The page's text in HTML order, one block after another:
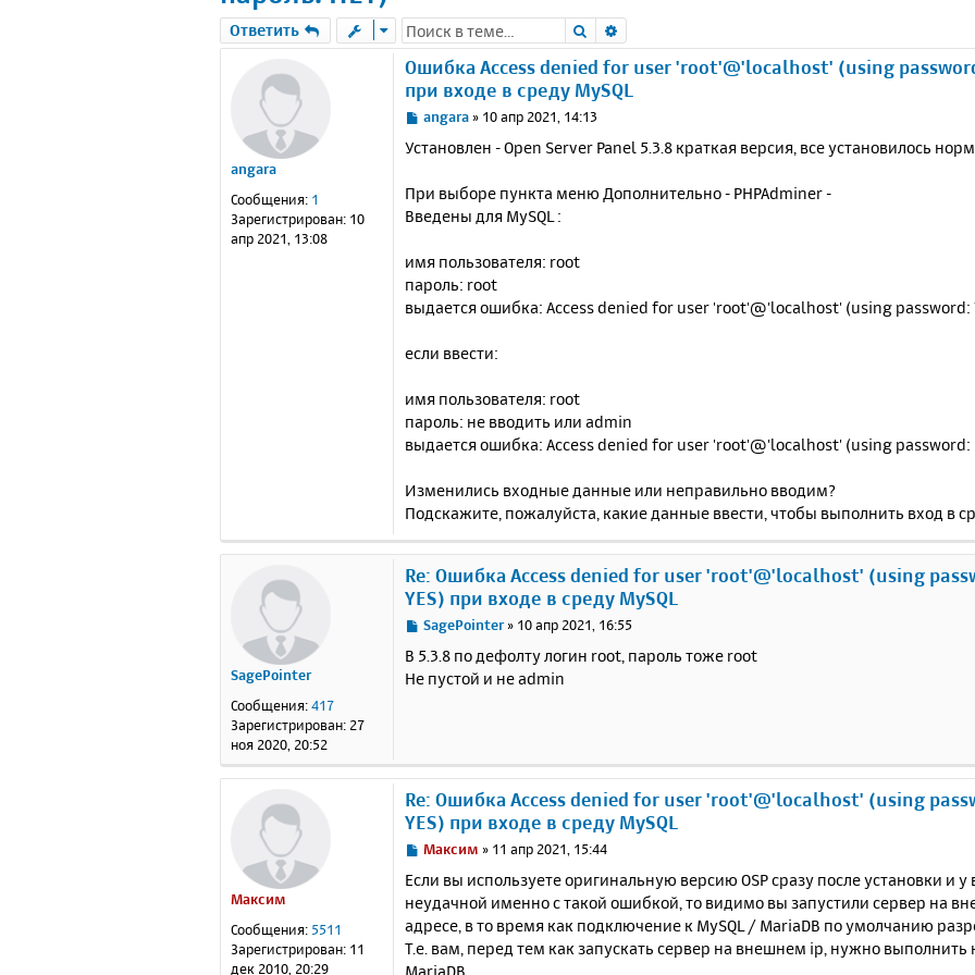
Ответить Поиск
angara
Сообщения: 1
Зарегистрирован: 10
апр 2021, 13:08
Ошибка Access denied for user 'root'@'localhost' (using
при входе в среду MySQL
С
о
щ
е
е
angara » 10 апр 2021, 14:13
Установлен - Open Server Panel 5.3.8 краткая версия, все установилось
При выборе пункта меню Дополнительно - PHPAdminer -
Введены для MySQL :
имя пользователя: root
пароль: root
выдается ошибка: Access denied for user 'root'@'localhost' (using password:
если ввести:
имя пользователя: root
пароль: не вводить или admin
выдается ошибка: Access denied for user 'root'@'localhost' (using password:
Изменились входные данные или неправильно вводим?
Подскажите, пожалуйста, какие данные ввести, чтобы выполнить вход в
SagePointer
Сообщения:417
Зарегистрирован: 27
ноя 2020, 20:52
Re: Ошибка Access denied for user 'root'@'localhost' (using
YES) при входе в среду MySQL
С
о
б
е
SagePointer» 10 апр 2021, 16:55
В 5.3.8 по дефолту логин root, пароль тоже root
Не пустой и не admin
Максим
Сообщения: 5511
Зарегистрирован: 11
дек 2010, 20:29
Re: Ошибка Access denied for user 'root'@'localhost' (using
YES) при входе в среду MySQL
С
о
б
щ
е
н
Максим » 11 апр 2021, 15:44
Если вы используете оригинальную версию OSP сразу после установки и
неудачной именно с такой ошибкой, то видимо вы запустили сервер на
адресе, в то время как подключение к MySQL / MariaDB по умолчанию
Т.е. вам, перед тем как запускать сервер на внешнем ip, нужно выполнить